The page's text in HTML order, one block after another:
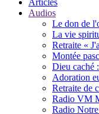
Articles
Audios
Le don de
La vie
Retraite «
Montée
Dieu caché
Adoration
Retraite de
Radio VM
Radio